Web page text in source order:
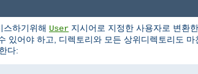
스하기위해 User 지시어로 지정한 사용자로 변환
있어야 하고, 디렉토리와 모든 상위디렉토리도
다: